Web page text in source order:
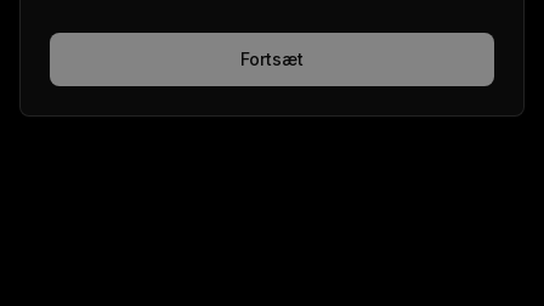
Fortsæt